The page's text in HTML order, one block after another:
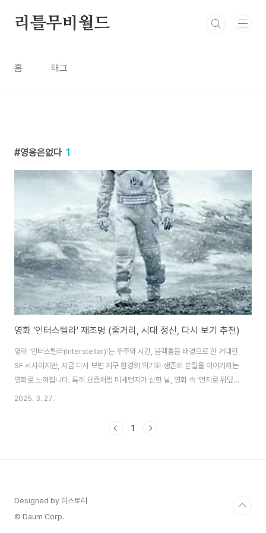
리틀무비월드
홈 태그
영웅은없다 1
영화 '인터스텔라' 재조명 (줄거리, 시대 정신, 다시 보기 추천)
영화 ‘인터스텔라(Interstellar)’는 우주와 시간, 블랙홀을 배경으로 한 거대한
SF 서사이지만, 지금 다시 보면 지구 환경의 위기와 생존의 본질을 이야기하는
영화로 느껴집니다. 특히 요즘처럼 미세먼지가 심한 날, 영화 속 ‘먼지로 뒤덮인
미래 지구’ 장면은 단순한 상상이 아니라 눈앞의 현실처럼 다가옵니다. 이 글에
명해보고, 왜 지금 이 영화를 다시 봐야 하는지를 이야기해보겠습니다.1. 요약 :
2025. 3. 27.
1
Designed by 티스토리
© Daum Corp.